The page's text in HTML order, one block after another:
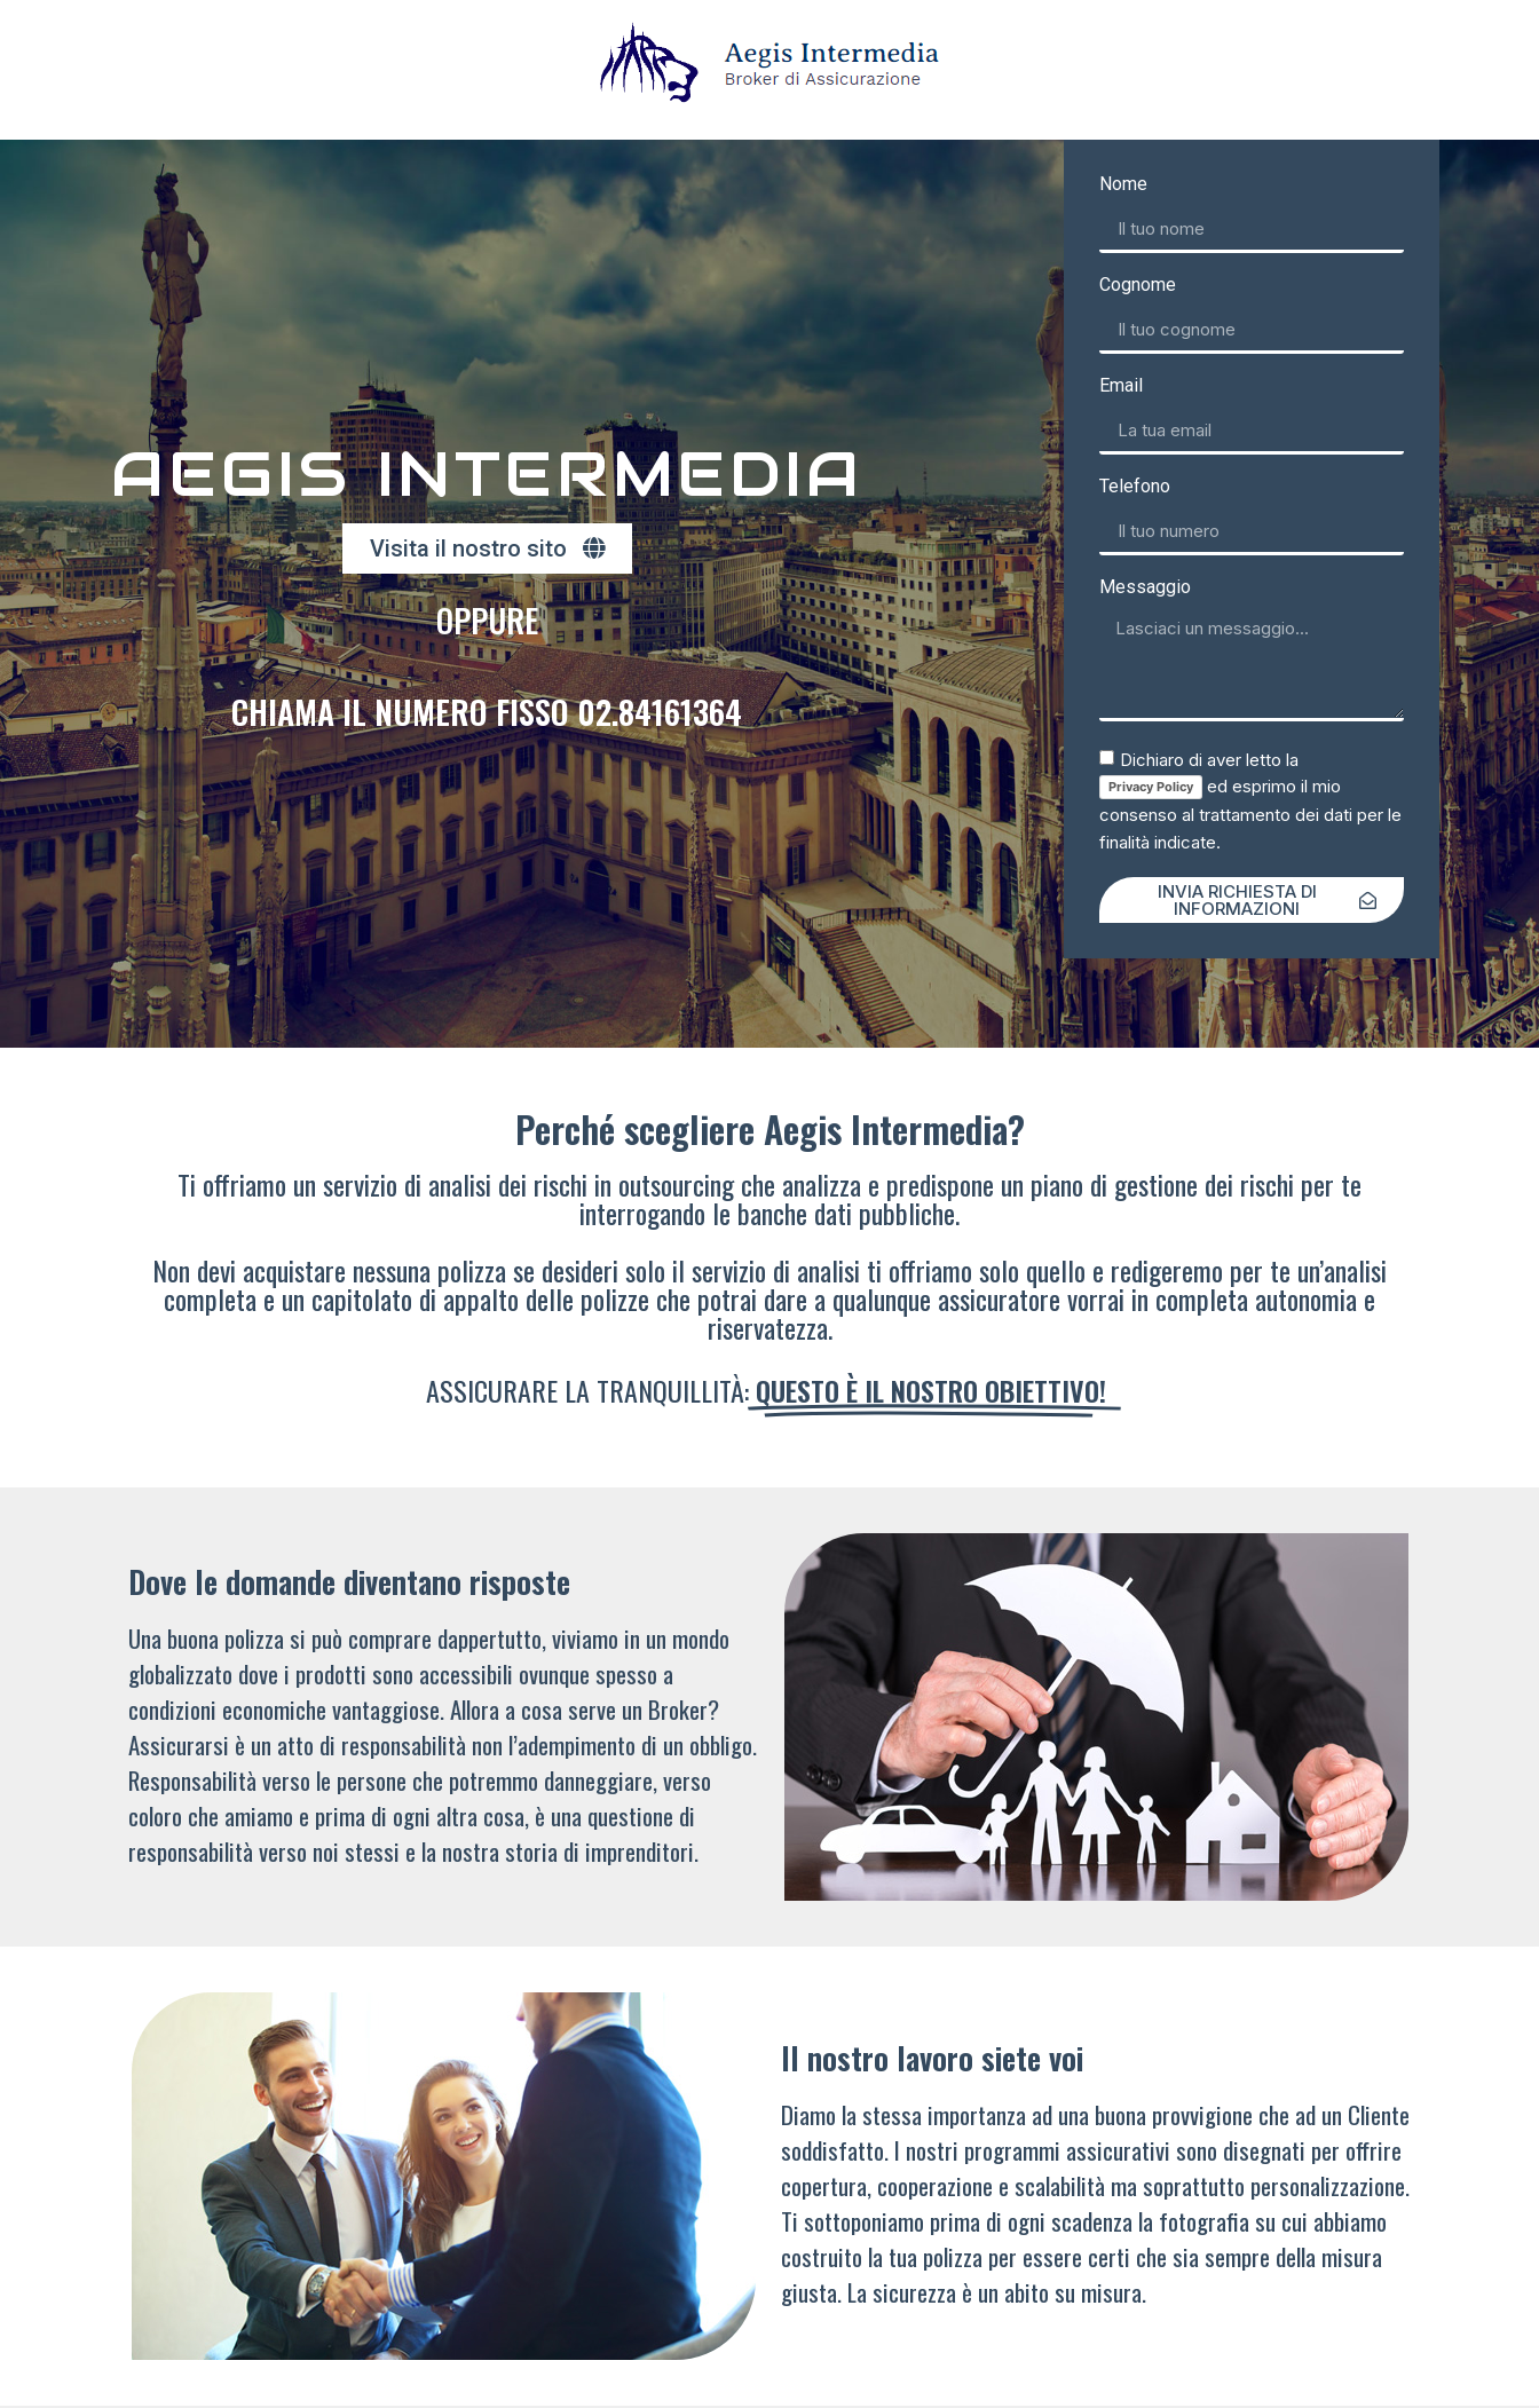
AEGIS INTERMEDIA
Visita il nostro sito
OPPURE
CHIAMA IL NUMERO FISSO 02.84161364
Nome
Cognome
Email
Telefono
Messaggio
Dichiaro di aver letto la
Privacy Policy
ed esprimo il mio
consenso al trattamento dei dati per le
finalità indicate.
INVIA RICHIESTA DI
INFORMAZIONI
Perché scegliere Aegis Intermedia?
Ti offriamo un servizio di analisi dei rischi in outsourcing che analizza e predispone un piano di gestione dei rischi per te
interrogando le banche dati pubbliche.
Non devi acquistare nessuna polizza se desideri solo il servizio di analisi ti offriamo solo quello e redigeremo per te un’analisi
completa e un capitolato di appalto delle polizze che potrai dare a qualunque assicuratore vorrai in completa autonomia e
riservatezza.
ASSICURARE LA TRANQUILLITÀ:QUESTO È IL NOSTRO OBIETTIVO!
Dove le domande diventano risposte
Una buona polizza si può comprare dappertutto, viviamo in un mondo
globalizzato dove i prodotti sono accessibili ovunque spesso a
condizioni economiche vantaggiose. Allora a cosa serve un Broker?
Assicurarsi è un atto di responsabilità non l’adempimento di un obbligo.
Responsabilità verso le persone che potremmo danneggiare, verso
coloro che amiamo e prima di ogni altra cosa, è una questione di
responsabilità verso noi stessi e la nostra storia di imprenditori.
Il nostro lavoro siete voi
Diamo la stessa importanza ad una buona provvigione che ad un Cliente
soddisfatto. I nostri programmi assicurativi sono disegnati per offrire
copertura, cooperazione e scalabilità ma soprattutto personalizzazione.
Ti sottoponiamo prima di ogni scadenza la fotografia su cui abbiamo
costruito la tua polizza per essere certi che sia sempre della misura
giusta. La sicurezza è un abito su misura.